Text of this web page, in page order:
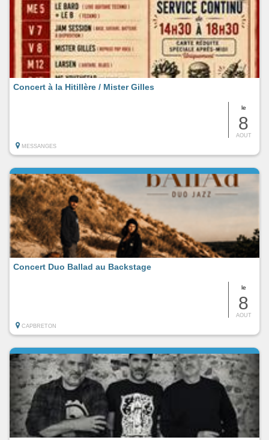
le
8
AOUT
Concert à la Hitillère / Mister Gilles
MESSANGES
le
8
AOUT
Concert Duo Ballad au Backstage
CAPBRETON